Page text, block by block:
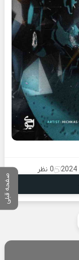
0 نظر
صفحه قبلی